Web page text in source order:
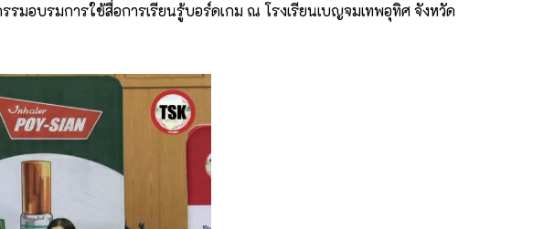
มอบรมการใช้สื่อการเรียนรู้บอร์ดเกม ณ โรงเรียนเบญจมเทพอุทิศ จังหวัด